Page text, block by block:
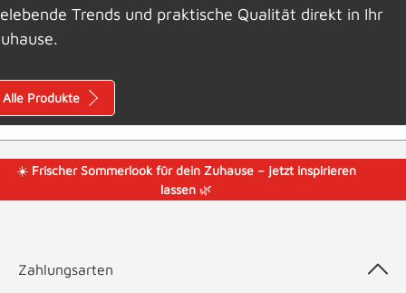
Trends und praktische Qualität direkt in Ihr
Alle Produkte
☀️ Frischer Sommerlook für dein Zuhause – jetzt inspirieren
lassen🌿
Zahlungsarten